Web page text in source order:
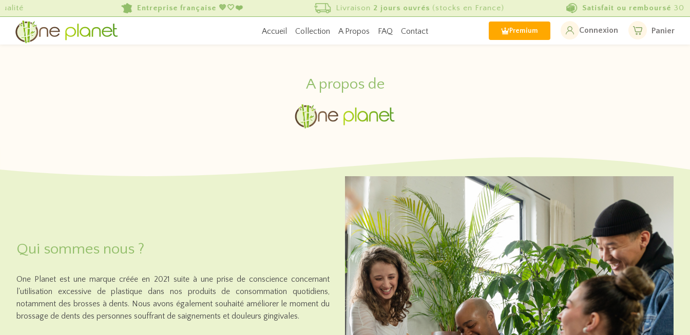
Entreprise française 💙🤍❤️ 2 jours ouvrés(stocks en France) Satisfait ou remboursé30 jours
Premium Connexion Panier
Accueil Collection A Propos FAQ Contact
A propos de
Qui sommes nous ?
One Planet est une marque créée en 2021 suite à une prise de conscience concernant
l'utilisation excessive de plastique dans nos produits de consommation quotidiens,
notamment des brosses à dents. Nous avons également souhaité améliorer le moment du
brossage de dents des personnes souffrant de saignements et douleurs gingivales.